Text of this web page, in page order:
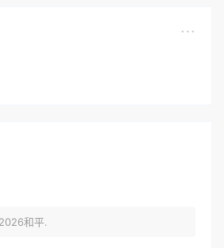
和平.